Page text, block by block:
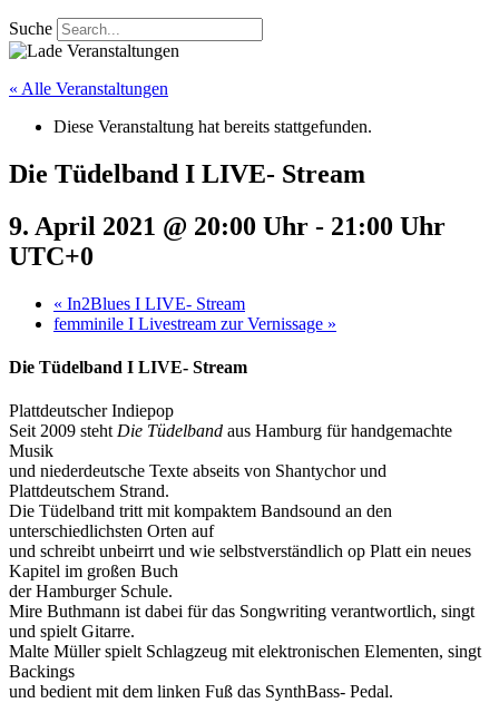
Suche
« Alle Veranstaltungen
Diese Veranstaltung hat bereits stattgefunden.
Die Tüdelband I LIVE- Stream
9. April 2021 @ 20:00 Uhr - 21:00 Uhr
UTC+0
« In2Blues I LIVE- Stream
femminile I Livestream zur Vernissage »
Die Tüdelband I LIVE- Stream
Plattdeutscher Indiepop
Seit 2009 steht Die Tüdelband aus Hamburg für handgemachte
Musik
und niederdeutsche Texte abseits von Shantychor und
Plattdeutschem Strand.
Die Tüdelband tritt mit kompaktem Bandsound an den
unterschiedlichsten Orten auf
und schreibt unbeirrt und wie selbstverständlich op Platt ein neues
Kapitel im großen Buch
der Hamburger Schule.
Mire Buthmann ist dabei für das Songwriting verantwortlich, singt
und spielt Gitarre.
Malte Müller spielt Schlagzeug mit elektronischen Elementen, singt
Backings
und bedient mit dem linken Fuß das SynthBass- Pedal.